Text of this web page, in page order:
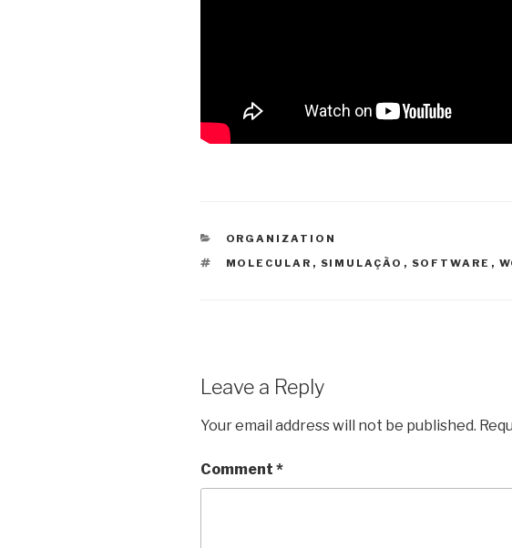
CATEGORIES
ORGANIZATION
TAGS
MOLECULAR , SIMULAÇÃO , SOFTWARE ,
Leave a Reply
Your email address will not be published.
Comment *